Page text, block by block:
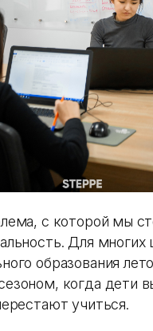
с которой мы
Для многих
образования
когда дети
учиться.